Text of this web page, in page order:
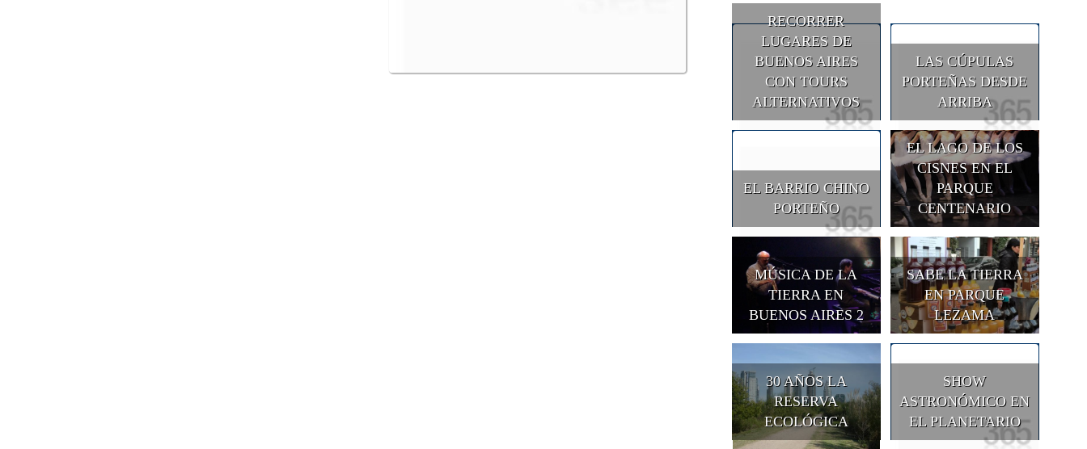
RECORRER
LUGARES DE
BUENOS AIRES
CON TOURS
ALTERNATIVOS
LAS CÚPULAS
PORTEÑAS DESDE
ARRIBA
EL BARRIO CHINO
PORTEÑO
EL LAGO DE LOS
CISNES EN EL
PARQUE
CENTENARIO
MÚSICA DE LA
TIERRA EN
BUENOS AIRES 2
SABE LA TIERRA
EN PARQUE
LEZAMA
30 AÑOS LA
RESERVA
ECOLÓGICA
SHOW
ASTRONÓMICO EN
EL PLANETARIO